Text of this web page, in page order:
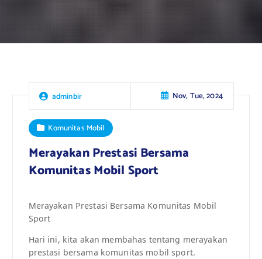
adminbir Nov, Tue, 2024
Komunitas Mobil
Merayakan Prestasi Bersama
Komunitas Mobil Sport
Merayakan Prestasi Bersama Komunitas Mobil
Sport
Hari ini, kita akan membahas tentang merayakan
prestasi bersama komunitas mobil sport.